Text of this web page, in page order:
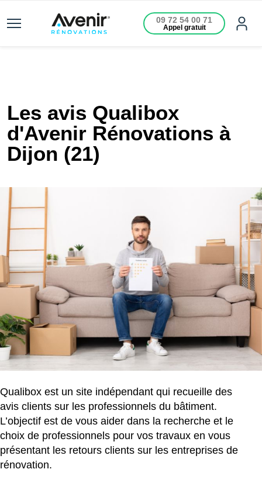
09 72 54 00 71
Appel gratuit
Les avis Qualibox
d'Avenir Rénovations à
Dijon (21)
Qualibox est un site indépendant qui recueille des
avis clients sur les professionnels du bâtiment.
L’objectif est de vous aider dans la recherche et le
choix de professionnels pour vos travaux en vous
présentant les retours clients sur les entreprises de
rénovation.